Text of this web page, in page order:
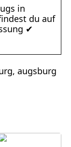
in
du auf
✔
augsburg